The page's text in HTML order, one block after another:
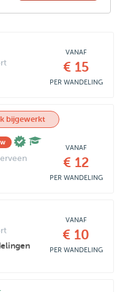
VANAF
€ 15
PER WANDELING
bijgewerkt
VANAF
€ 12
PER WANDELING
VANAF
€ 10
PER WANDELING